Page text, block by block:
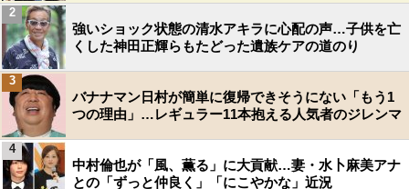
強いショック状態の清水アキラに心配の声…子供を亡
くした神田正輝らもたどった遺族ケアの道のり
2
バナナマン日村が簡単に復帰できそうにない「もう1
つの理由」…レギュラー11本抱える人気者のジレンマ
3
中村倫也が「風、薫る」に大貢献…妻・水卜麻美アナ
との「ずっと仲良く」「にこやかな」近況
4